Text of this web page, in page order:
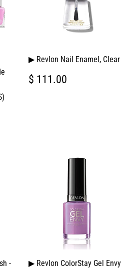
▶ Revlon Nail Enamel, Clear
PRECIO
HABITUAL
$ 111.00
-
▶ Revlon ColorStay Gel Envy